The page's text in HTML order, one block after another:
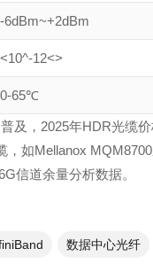
-6dBm~+2dBm
<10^-12<>
0-65℃
及，2025年HDR光缆
，如Mellanox
信道余量分析数据。
数据中心光纤